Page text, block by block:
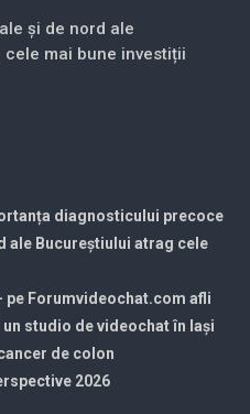
și de nord ale
mai bune investiții
diagnosticului precoce
ale Bucureștiului atrag cele
pe Forumvideochat.com afli
studio de videochat în Iași
de colon
2026